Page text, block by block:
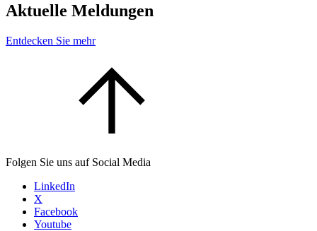
Aktuelle Meldungen
Entdecken Sie mehr
Folgen Sie uns auf Social Media
LinkedIn
X
Facebook
Youtube